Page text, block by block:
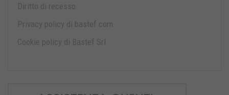
Diritto di recesso
Privacy policy di bastef.com
Cookie policy di Bastef Srl